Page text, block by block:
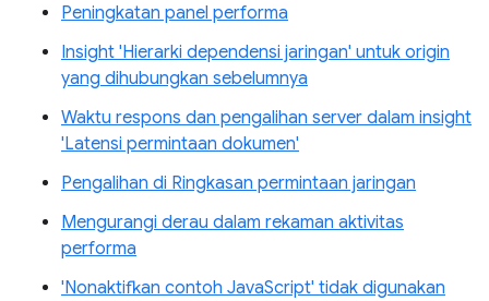
Peningkatan panel performa
Insight 'Hierarki dependensi jaringan' untuk origin
yang dihubungkan sebelumnya
Waktu respons dan pengalihan server dalam insight
'Latensi permintaan dokumen'
Pengalihan di Ringkasan permintaan jaringan
Mengurangi derau dalam rekaman aktivitas
performa
'Nonaktifkan contoh JavaScript' tidak digunakan